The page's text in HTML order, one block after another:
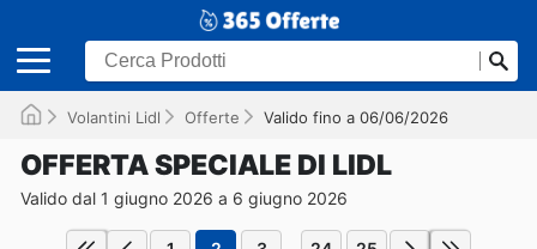
Volantini Lidl Offerte Valido fino a 06/06/2026
OFFERTA SPECIALE DI LIDL
Valido dal 1 giugno 2026 a 6 giugno 2026